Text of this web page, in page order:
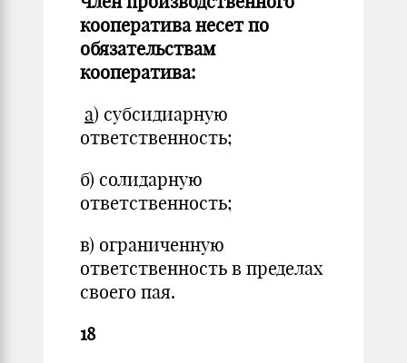
кооператива несет по
обязательствам
кооператива:
а) субсидиарную
ответственность;
б) солидарную
ответственность;
в) ограниченную
ответственность в пределах
своего пая.
18